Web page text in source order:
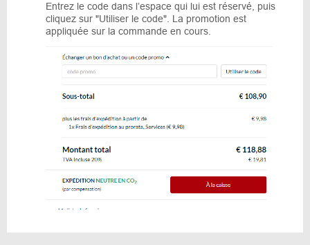
Entrez le code dans l’espace qui lui est réservé, puis
cliquez sur "Utiliser le code". La promotion est
appliquée sur la commande en cours.